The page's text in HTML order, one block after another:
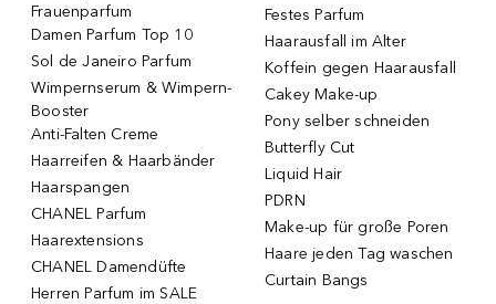
Frauenparfum
Damen Parfum Top 10
Sol de Janeiro Parfum
Wimpernserum & Wimpern-
Booster
Anti-Falten Creme
Haarreifen & Haarbänder
Haarspangen
CHANEL Parfum
Haarextensions
CHANEL Damendüfte
Herren Parfum im SALE
Festes Parfum
Haarausfall im Alter
Koffein gegen Haarausfall
Cakey Make-up
Pony selber schneiden
Butterfly Cut
Liquid Hair
PDRN
Make-up für große Poren
Haare jeden Tag waschen
Curtain Bangs